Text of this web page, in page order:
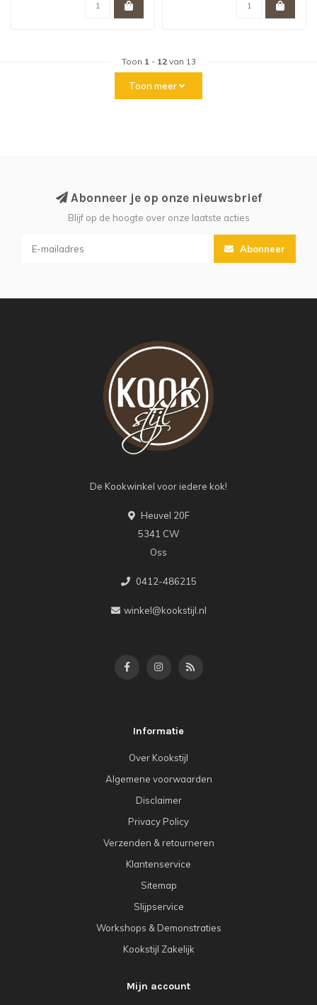
Toon 1 - 12van 13
Toon meer
Abonneer je op onze nieuwsbrief
Blijf op de hoogte over onze laatste acties
Abonneer
De Kookwinkel voor iedere kok!
Heuvel 20F
5341 CW
Oss
0412-486215
winkel@kookstijl.nl
Informatie
Over Kookstijl
Algemene voorwaarden
Disclaimer
Privacy Policy
Verzenden & retourneren
Klantenservice
Sitemap
Slijpservice
Workshops & Demonstraties
Kookstijl Zakelijk
Mijn account